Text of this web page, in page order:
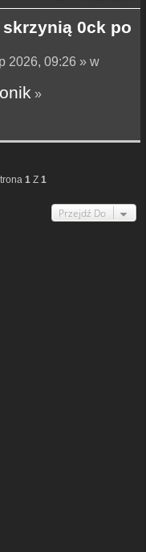
skrzynią 0ck po
2026, 09:26 » w
»
1 Z 1
Przejdź Do